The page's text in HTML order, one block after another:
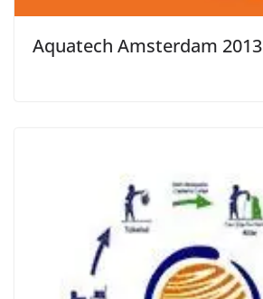
Aquatech Amsterdam 2013